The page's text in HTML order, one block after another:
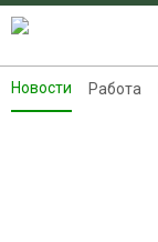
Новости
Новости Работа